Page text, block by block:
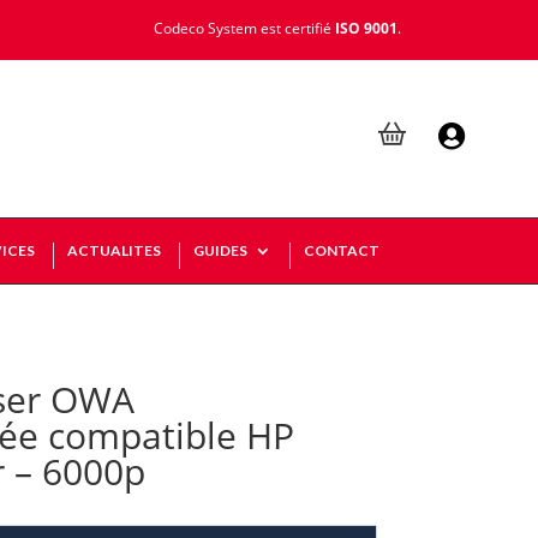
Codeco System est certifié ISO 9001.

ACTUALITES GUIDES CONTACT
OWA
compatible HP
– 6000p